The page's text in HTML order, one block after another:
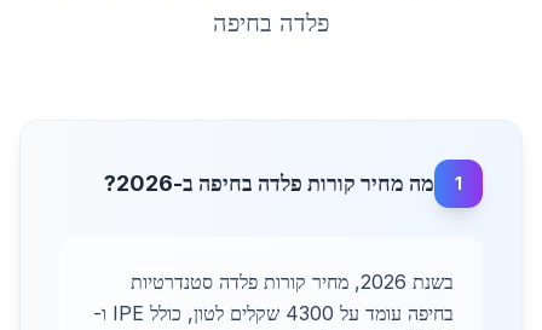
פלדה בחיפה
1 מה מחיר קורות פלדה בחיפה ב-2026?
בשנת 2026, מחיר קורות פלדה סטנדרטיות
בחיפה עומד על 4300 שקלים לטון, כולל IPE ו-